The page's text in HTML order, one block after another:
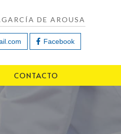
DE AROUSA
Facebook
CONTACTO